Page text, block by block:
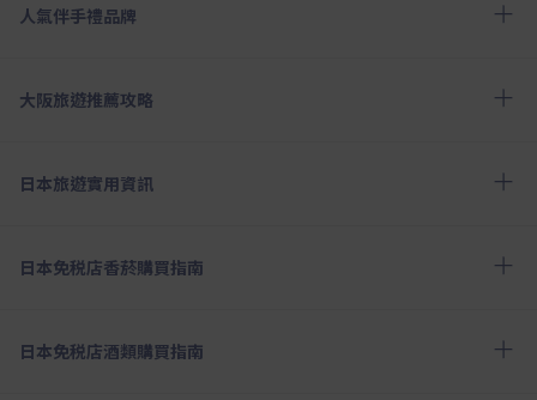
人氣伴手禮品牌
大阪旅遊推薦攻略
日本旅遊實用資訊
日本免税店香菸購買指南
日本免税店酒類購買指南